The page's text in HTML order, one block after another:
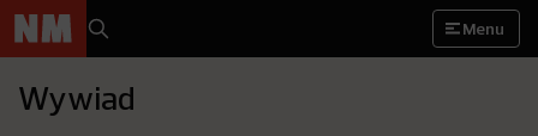
Menu
Wywiad